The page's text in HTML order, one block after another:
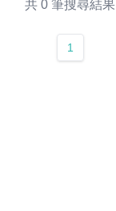
共 0 筆搜尋結果
1